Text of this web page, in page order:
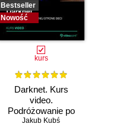
Bestseller
Nowość
kurs
Darknet. Kurs
video.
Podróżowanie po
ciemnej stronie
Jakub Kubś